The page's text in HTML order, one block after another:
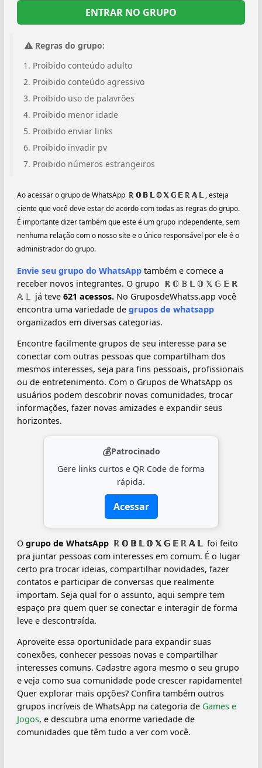
ENTRAR NO GRUPO
Regras do grupo:
Proibido conteúdo adulto
Proibido conteúdo agressivo
Proibido uso de palavrões
Proibido menor idade
Proibido enviar links
Proibido invadir pv
Proibido números estrangeiros
Ao acessar o grupo de WhatsApp ️ ℝ 𝕆 𝔹 𝕃 𝕆 𝕏 𝔾 𝔼 ℝ 𝔸 𝕃 ️, esteja
ciente que você deve estar de acordo com todas as regras do grupo.
É importante dizer também que este é um grupo independente, sem
nenhuma relação com o nosso site e o único responsável por ele é o
administrador do grupo.
Envie seu grupo do WhatsApp também e comece a
receber novos integrantes. O grupo ️ ℝ 𝕆 𝔹 𝕃 𝕆 𝕏 𝔾 𝔼 ℝ
𝔸 𝕃 ️ já teve 621 acessos. No GruposdeWhatss.app você
encontra uma variedade de grupos de whatsapp
organizados em diversas categorias.
Encontre facilmente grupos de seu interesse para se
conectar com outras pessoas que compartilham dos
mesmos interesses, seja para fins pessoais, profissionais
ou de entretenimento. Com o Grupos de WhatsApp os
usuários podem descobrir novas comunidades, trocar
informações, fazer novas amizades e expandir seus
horizontes.
💰Patrocinado
Gere links curtos e QR Code de forma
rápida.
Acessar
O grupo de WhatsApp ️ ℝ 𝕆 𝔹 𝕃 𝕆 𝕏 𝔾 𝔼 ℝ 𝔸 𝕃 ️ foi feito
pra juntar pessoas com interesses em comum. É o lugar
certo pra trocar ideias, compartilhar novidades, fazer
contatos e participar de conversas que realmente
importam. Seja qual for o assunto, aqui sempre tem
espaço pra quem quer se conectar e interagir de forma
leve e descontraída.
Aproveite essa oportunidade para expandir suas
conexões, conhecer pessoas novas e compartilhar
interesses comuns. Cadastre agora mesmo o seu grupo
e veja como sua comunidade pode crescer rapidamente!
Quer explorar mais opções? Confira também outros
grupos incríveis de WhatsApp na categoria de Games e
Jogos, e descubra uma enorme variedade de
comunidades que têm tudo a ver com você.